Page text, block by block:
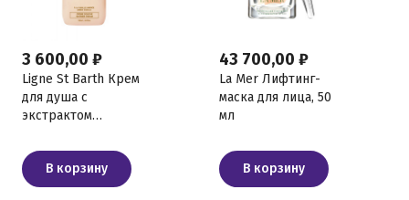
3 600,00 ₽
Ligne St Barth Крем
для душа с
экстрактом
125 мл
В корзину
43 700,00 ₽
La Mer Лифтинг-
маска для лица, 50
мл
В корзину